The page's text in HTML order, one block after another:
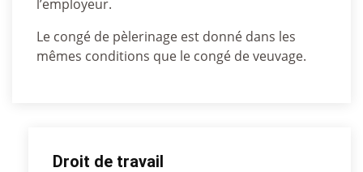
l’employeur.
Le congé de pèlerinage est donné dans les
mêmes conditions que le congé de veuvage.
Droit de travail